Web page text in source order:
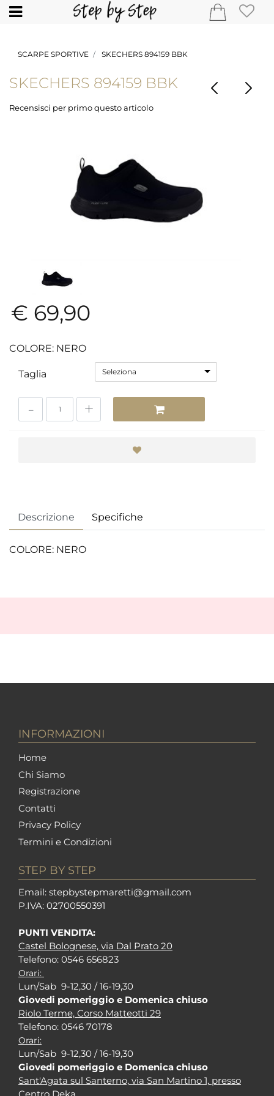
Open
SCARPE SPORTIVE SKECHERS 894159 BBK
SKECHERS 894159 BBK
Recensisci per primo questo articolo
€ 69,90
COLORE: NERO
Taglia Seleziona
Descrizione Specifiche
COLORE: NERO
INFORMAZIONI
Home
Chi Siamo
Registrazione
Contatti
Privacy Policy
Termini e Condizioni
STEP BY STEP
Email: stepbystepmaretti@gmail.com
P.IVA: 02700550391
PUNTI VENDITA:
Castel Bolognese, via Dal Prato 20
Telefono: 0546 656823
Orari:
Lun/Sab 9-12,30 / 16-19,30
Giovedi pomeriggio e Domenica chiuso
Riolo Terme, Corso Matteotti 29
Telefono: 0546 70178
Orari:
Lun/Sab 9-12,30 / 16-19,30
Giovedi pomeriggio e Domenica chiuso
Sant'Agata sul Santerno, via San Martino 1, presso